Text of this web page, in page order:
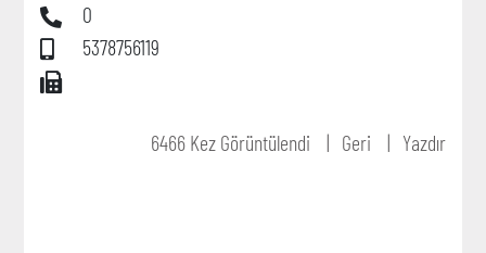
0
5378756119
6466 Kez Görüntülendi Geri Yazdır